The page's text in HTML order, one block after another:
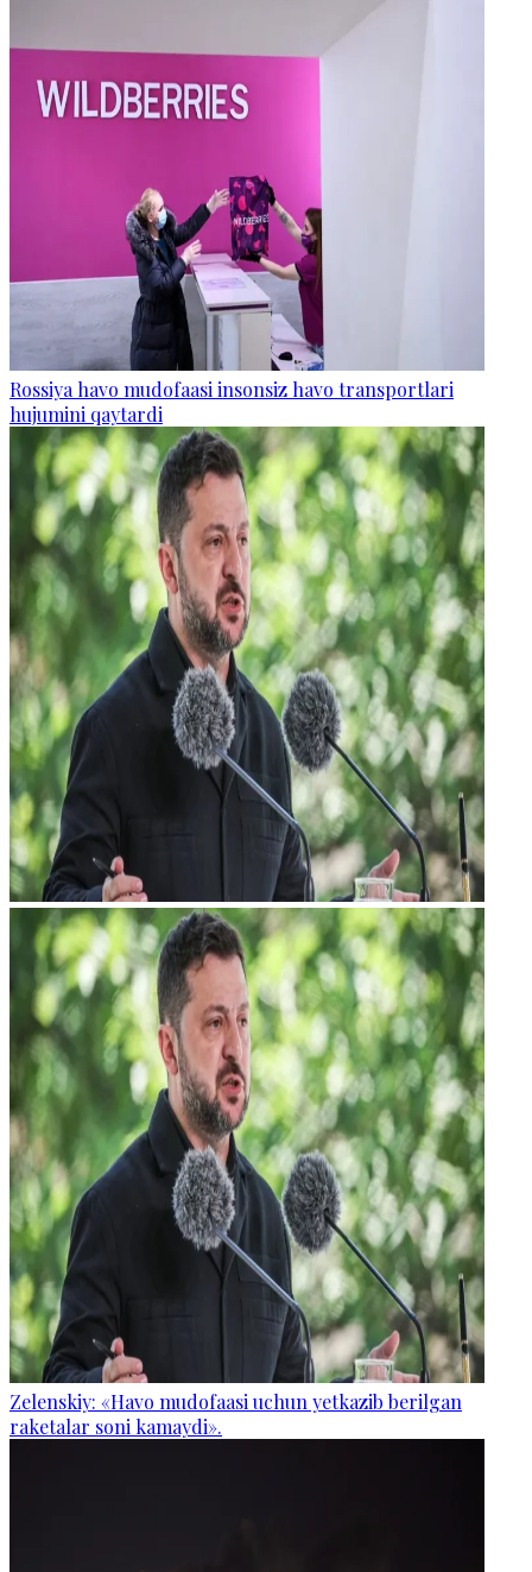
Rossiya havo mudofaasi insonsiz havo transportlari
hujumini qaytardi
Zelenskiy: «Havo mudofaasi uchun yetkazib berilgan
raketalar soni kamaydi».